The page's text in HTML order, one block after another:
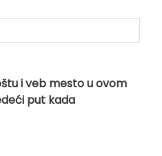
i veb mesto u ovom
put kada